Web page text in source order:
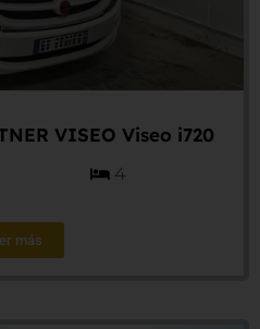
VISEO Viseo i720
4
más